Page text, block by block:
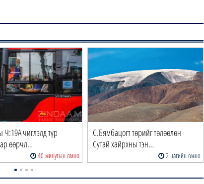
Ч:19А чиглэлд түр
өөрчл…
40 минутын өмнө
С.Бямбацогт төрийг төлөөлөн
Сутай хайрхны тэн…
2 цагийн өмнө